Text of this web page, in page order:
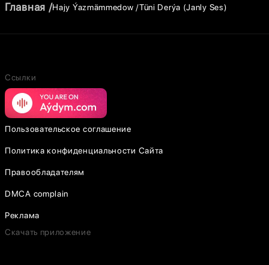
Главная Hajy Ýazmämmedow Tüni Derýa (Janly Ses)
Ссылки
Пользовательское соглашение
Политика конфиденциальности Сайта
Правообладателям
DMCA complain
Реклама
Скачать приложение